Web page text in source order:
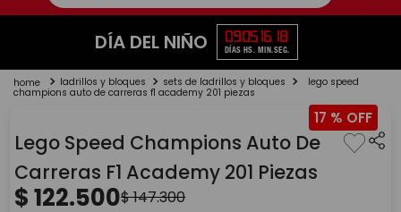
TÉRMINOS MÁS BUSCADOS
2.
lego
4.
monopatin
5. toy story
DÍA DEL NIÑO 09
DÍAS
05
HS.
16
MIN.
18
SEG.
ladrillos y bloques sets de ladrillos y bloques lego speed
champions auto de carreras f1 academy 201 piezas
17 %
Lego Speed Champions Auto De
Carreras F1 Academy 201 Piezas
$122.500$147.300